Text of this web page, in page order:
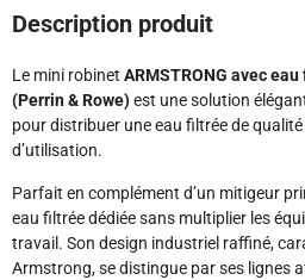
Description produit
Le mini robinet ARMSTRONG avec
(Perrin & Rowe)est une solution
pour distribuer une eau filtrée de
d’utilisation.
Parfait en complément d’un mitigeur
eau filtrée dédiée sans multiplier les
travail. Son design industriel raffiné,
Armstrong, se distingue par ses lignes